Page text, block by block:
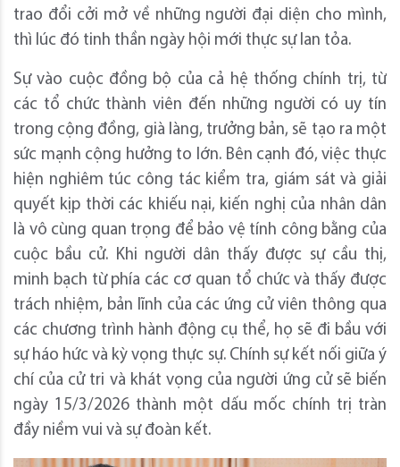
trao đổi cởi mở về những người đại diện cho mình,
thì lúc đó tinh thần ngày hội mới thực sự lan tỏa.
Sự vào cuộc đồng bộ của cả hệ thống chính trị, từ
các tổ chức thành viên đến những người có uy tín
trong cộng đồng, già làng, trưởng bản, sẽ tạo ra một
sức mạnh cộng hưởng to lớn. Bên cạnh đó, việc thực
hiện nghiêm túc công tác kiểm tra, giám sát và giải
quyết kịp thời các khiếu nại, kiến nghị của nhân dân
là vô cùng quan trọng để bảo vệ tính công bằng của
cuộc bầu cử. Khi người dân thấy được sự cầu thị,
minh bạch từ phía các cơ quan tổ chức và thấy được
trách nhiệm, bản lĩnh của các ứng cử viên thông qua
các chương trình hành động cụ thể, họ sẽ đi bầu với
sự háo hức và kỳ vọng thực sự. Chính sự kết nối giữa ý
chí của cử tri và khát vọng của người ứng cử sẽ biến
ngày 15/3/2026 thành một dấu mốc chính trị tràn
đầy niềm vui và sự đoàn kết.